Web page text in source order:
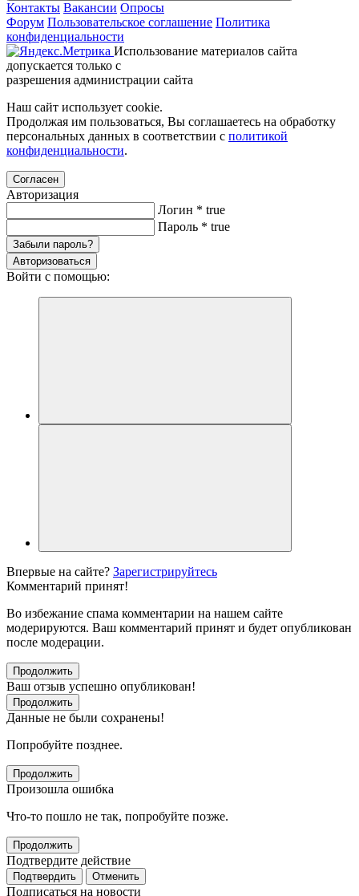
Контакты Вакансии Опросы
Форум Пользовательское соглашение Политика
конфиденциальности
Использование материалов сайта
допускается только с
разрешения администрации сайта
Наш сайт использует cookie.
Продолжая им пользоваться, Вы соглашаетесь на обработку
персональных данных в соответствии с политикой
конфиденциальности.
Согласен
Авторизация
Логин * true
Пароль * true
Забыли пароль?
Авторизоваться
Войти с помощью:
Впервые на сайте? Зарегистрируйтесь
Комментарий принят!
Во избежание спама комментарии на нашем сайте
модерируются. Ваш комментарий принят и будет опубликован
после модерации.
Продолжить
Ваш отзыв успешно опубликован!
Продолжить
Данные не были сохранены!
Попробуйте позднее.
Продолжить
Произошла ошибка
Что-то пошло не так, попробуйте позже.
Продолжить
Подтвердите действие
Подтвердить Отменить
Подписаться на новости